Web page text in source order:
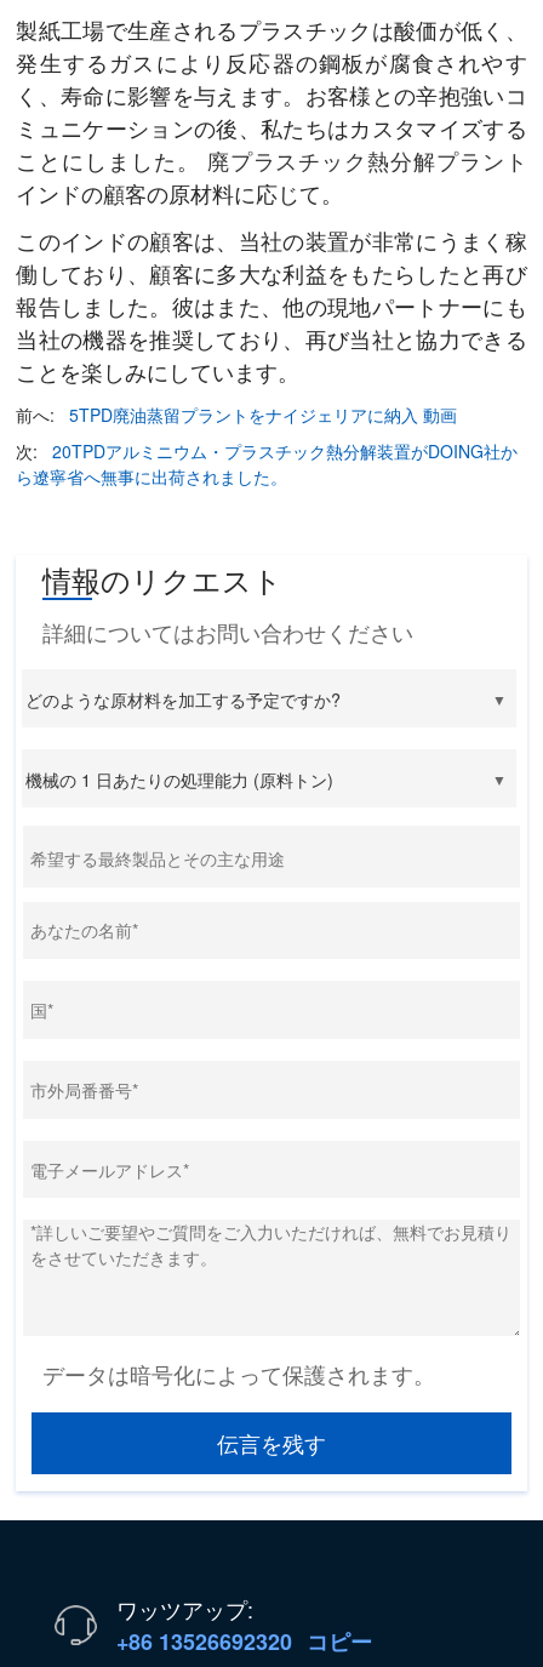
製紙工場で生産されるプラスチックは酸価が低く、
発生するガスにより反応器の鋼板が腐食されやす
く、寿命に影響を与えます。お客様との辛抱強いコ
ミュニケーションの後、私たちはカスタマイズする
ことにしました。 廃プラスチック熱分解プラント
インドの顧客の原材料に応じて。
このインドの顧客は、当社の装置が非常にうまく稼
働しており、顧客に多大な利益をもたらしたと再び
報告しました。彼はまた、他の現地パートナーにも
当社の機器を推奨しており、再び当社と協力できる
ことを楽しみにしています。
前へ:
5TPD廃油蒸留プラントをナイジェリアに納入 動画
次:
20TPDアルミニウム・プラスチック熱分解装置がDOING社か
ら遼寧省へ無事に出荷されました。
情報のリクエスト
詳細についてはお問い合わせください
データは暗号化によって保護されます。
伝言を残す
ワッツアップ:
+86 13526692320 コピー